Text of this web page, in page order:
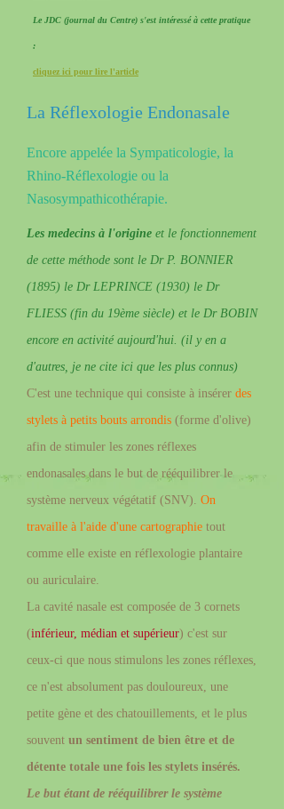
Le JDC (journal du Centre) s'est intéressé à cette pratique
:
cliquez ici pour lire l'article
La Réflexologie Endonasale
Encore appelée la Sympaticologie, la
Rhino-Réflexologie ou la
Nasosympathicothérapie.
Les medecins à l'origine et le fonctionnement
de cette méthode sont le Dr P. BONNIER
(1895) le Dr LEPRINCE (1930) le Dr
FLIESS (fin du 19ème siècle) et le Dr BOBIN
encore en activité aujourd'hui. (il y en a
d'autres, je ne cite ici que les plus connus)
C'est une technique qui consiste à insérer des
stylets à petits bouts arrondis (forme d'olive)
afin de stimuler les zones réflexes
endonasales dans le but de rééquilibrer le
système nerveux végétatif (SNV). On
travaille à l'aide d'une cartographie tout
comme elle existe en réflexologie plantaire
ou auriculaire.
La cavité nasale est composée de 3 cornets
(inférieur, médian et supérieur) c'est sur
ceux-ci que nous stimulons les zones réflexes,
ce n'est absolument pas douloureux, une
petite gène et des chatouillements, et le plus
souvent un sentiment de bien être et de
détente totale une fois les stylets insérés.
Le but étant de rééquilibrer le système